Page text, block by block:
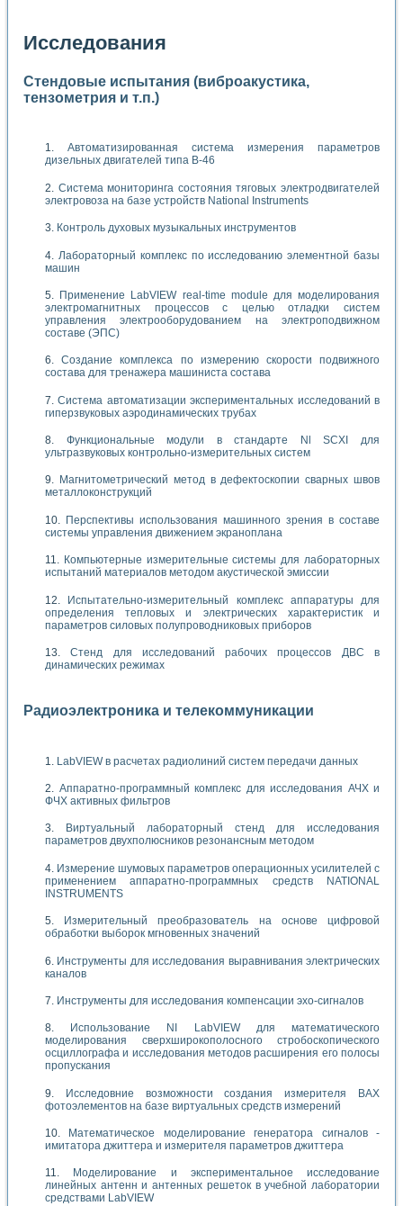
Исследования
Стендовые испытания (виброакустика,
тензометрия и т.п.)
Автоматизированная система измерения параметров
дизельных двигателей типа В-46
Система мониторинга состояния тяговых электродвигателей
электровоза на базе устройств National Instruments
Контроль духовых музыкальных инструментов
Лабораторный комплекс по исследованию элементной базы
машин
Применение LabVIEW real-time module для моделирования
электромагнитных процессов с целью отладки систем
управления электрооборудованием на электроподвижном
составе (ЭПС)
Создание комплекса по измерению скорости подвижного
состава для тренажера машиниста состава
Система автоматизации экспериментальных исследований в
гиперзвуковых аэродинамических трубах
Функциональные модули в стандарте Nl SCXI для
ультразвуковых контрольно-измерительных систем
Магнитометрический метод в дефектоскопии сварных швов
металлоконструкций
Перспективы использования машинного зрения в составе
системы управления движением экраноплана
Компьютерные измерительные системы для лабораторных
испытаний материалов методом акустической эмиссии
Испытательно-измерительный комплекс аппаратуры для
определения тепловых и электрических характеристик и
параметров силовых полупроводниковых приборов
Стенд для исследований рабочих процессов ДВС в
динамических режимах
Радиоэлектроника и телекоммуникации
LabVIEW в расчетах радиолиний систем передачи данных
Аппаратно-программный комплекс для исследования АЧХ и
ФЧХ активных фильтров
Виртуальный лабораторный стенд для исследования
параметров двухполюсников резонансным методом
Измерение шумовых параметров операционных усилителей с
применением аппаратно-программных средств NATIONAL
INSTRUMENTS
Измерительный преобразователь на основе цифровой
обработки выборок мгновенных значений
Инструменты для исследования выравнивания электрических
каналов
Инструменты для исследования компенсации эхо-сигналов
Использование NI LabVIEW для математического
моделирования сверхширокополосного стробоскопического
осциллографа и исследования методов расширения его полосы
пропускания
Исследовние возможности создания измерителя ВАХ
фотоэлементов на базе виртуальных средств измерений
Математическое моделирование генератора сигналов -
имитатора джиттера и измерителя параметров джиттера
Моделирование и экспериментальное исследование
линейных антенн и антенных решеток в учебной лаборатории
средствами LabVIEW